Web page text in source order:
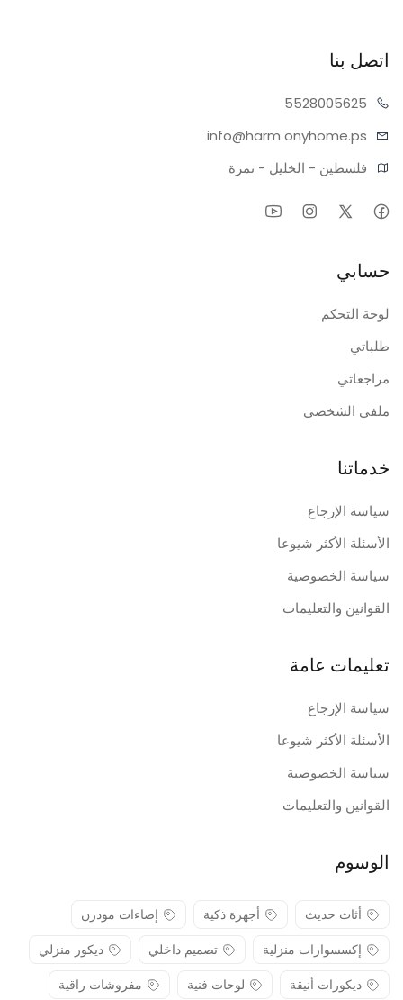
اتصل بنا
05625
55280
info@harm onyhome.ps
فلسطين - الخليل - نمرة
حسابي
لوحة التحكم
طلباتي
مراجعاتي
ملفي الشخصي
خدماتنا
سياسة الإرجاع
الأسئلة الأكثر شيوعا
سياسة الخصوصية
القوانين والتعليمات
تعليمات عامة
سياسة الإرجاع
الأسئلة الأكثر شيوعا
سياسة الخصوصية
القوانين والتعليمات
الوسوم
أثاث حديث أجهزة ذكية
إضاءات مودرن
إكسسوارات منزلية
تصميم داخلي
ديكور منزلي
ديكورات أنيقة
لوحات فنية مفروشات راقية